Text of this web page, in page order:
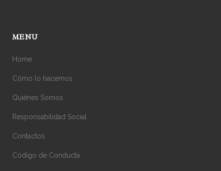
MENU
Home
Cómo lo hacemos
Quiénes Somos
Responsabilidad Social
Contactos
Código de Conducta